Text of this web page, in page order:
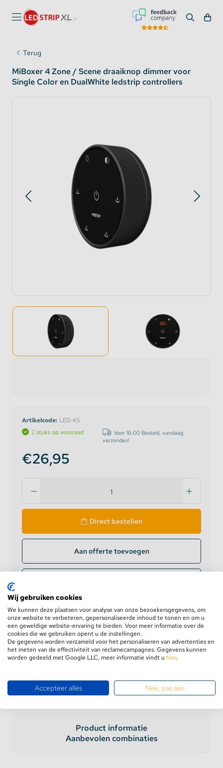
Terug
MiBoxer 4 Zone / Scene draaiknop dimmer voor
Single Color en DualWhite ledstrip controllers
Artikelcode: LED-K5
2 stuks op voorraad
Voor 16:00 Besteld, vandaag
verzonden!
€26,95
Direct bestellen
Aan offerte toevoegen
Levering op werkdagenbinnen 24 uur
GRATIS verzendingvanaf €75,-
Retourneren binnen100 dagen
5 jaargarantie
Product informatie
Aanbevolen combinaties
Wij gebruiken cookies
We kunnen deze plaatsen voor analyse van onze bezoekersgegevens, om
onze website te verbeteren, gepersonaliseerde inhoud te tonen en om u
een geweldige website-ervaring te bieden. Voor meer informatie over de
cookies die we gebruiken opent u de instellingen.
De gegevens worden verzameld voor het personaliseren van advertenties en
het meten van de effectiviteit van reclamecampagnes. Gegevens kunnen
worden gedeeld met Google LLC, meer informatie vindt u hier.
Accepteer alles Nee, pas aan